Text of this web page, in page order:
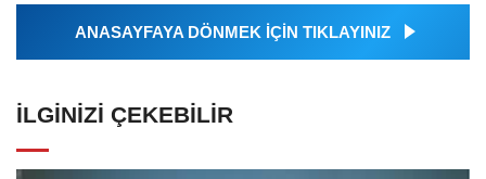
ANASAYFAYA DÖNMEK İÇİN TIKLAYINIZ
İLGINIZI ÇEKEBILIR